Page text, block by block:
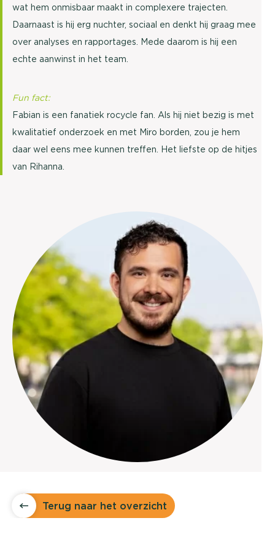
wat hem onmisbaar maakt in complexere trajecten.
Daarnaast is hij erg nuchter, sociaal en denkt hij graag mee
over analyses en rapportages. Mede daarom is hij een
echte aanwinst in het team.
Fun fact:
Fabian is een fanatiek rocycle fan. Als hij niet bezig is met
kwalitatief onderzoek en met Miro borden, zou je hem
daar wel eens mee kunnen treffen. Het liefste op de hitjes
van Rihanna.
Terug naar het overzicht